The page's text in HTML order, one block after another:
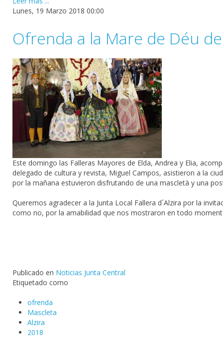
Lunes, 19 Marzo 2018 00:00
Ofrenda a la Mare de Déu
Este domingo las Falleras Mayores de Elda, Andrea y Elia,
delegado de cultura y revista, Miguel Campos, asistieron a la
por la mañana estuvieron disfrutando de una mascletà y una
Queremos agradecer a la Junta Local Fallera d´Alzira por la
como no, por la amabilidad que nos mostraron en todo
Publicado en Noticias Junta Central
Etiquetado como
ofrenda
Mascleta
Alzira
2018